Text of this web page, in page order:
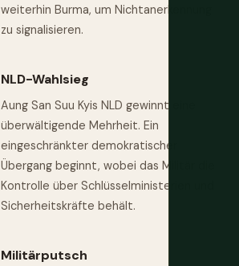
weiterhin Burma, um Nichtanerkennung
zu signalisieren.
NLD-Wahlsieg
Aung San Suu Kyis NLD gewinnt eine
überwältigende Mehrheit. Ein
eingeschränkter demokratischer
Übergang beginnt, wobei das Militär die
Kontrolle über Schlüsselministerien und
Sicherheitskräfte behält.
Militärputsch